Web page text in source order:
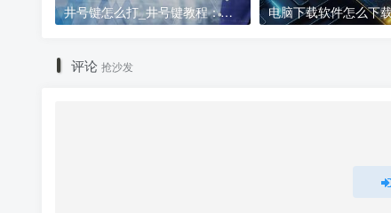
井号键怎么打_井号键教程：打出#的方法
评论 抢沙发